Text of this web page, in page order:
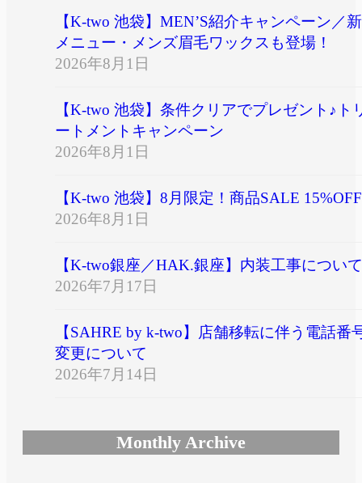
【K-two 池袋】MEN’S紹介キャンペーン／新
メニュー・メンズ眉毛ワックスも登場！
2026年8月1日
【K-two 池袋】条件クリアでプレゼント♪ト
ートメントキャンペーン
2026年8月1日
【K-two 池袋】8月限定！商品SALE 15%OFF
2026年8月1日
【K-two銀座／HAK.銀座】内装工事について
2026年7月17日
【SAHRE by k-two】店舗移転に伴う電話番
変更について
2026年7月14日
Monthly Archive